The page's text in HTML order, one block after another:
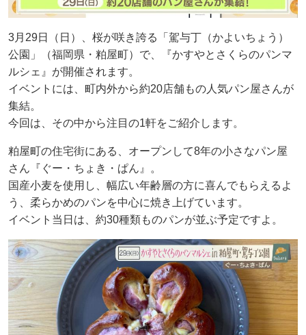
3月29日（日）、桜が咲き誇る「駕与丁（かよいちょう）
公園」（福岡県・粕屋町）で、『かすやとさくらのパンマ
ルシェ』が開催されます。
イベントには、町内外から約20店舗もの人気パン屋さんが
集結。
今回は、その中から注目の1軒をご紹介します。
粕屋町の住宅街にある、オープンして8年の小さなパン屋
さん『ぐー・ちょき・ぱん』。
国産小麦を使用し、幅広い年齢層の方に喜んでもらえるよ
う、柔らかめのパンを中心に焼き上げています。
イベント当日は、約30種類ものパンが並ぶ予定ですよ。